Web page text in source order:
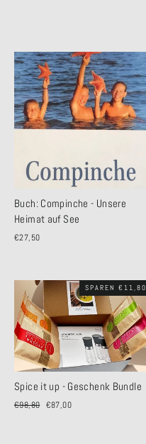
Buch: Compinche - Unsere
Heimat auf See
€27,50
SPAREN €11,80
Spice it up - Geschenk Bundle
Normaler
€98,80 Sonderpreis
€87,00